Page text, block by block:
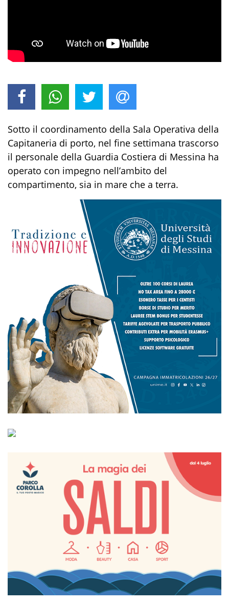
Sotto il coordinamento della Sala Operativa della
Capitaneria di porto, nel fine settimana trascorso
il personale della Guardia Costiera di Messina ha
operato con impegno nell’ambito del
compartimento, sia in mare che a terra.